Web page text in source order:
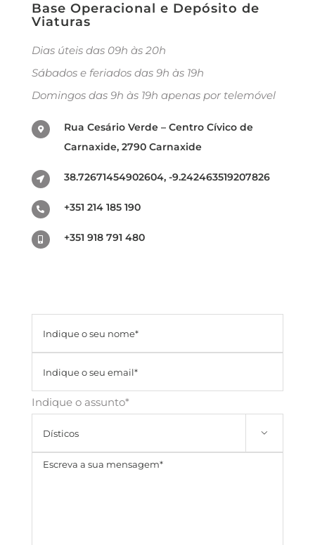
Base Operacional e Depósito de
Viaturas
Dias úteis das 09h às 20h
Sábados e feriados das 9h às 19h
Domingos das 9h às 19h apenas por telemóvel
Rua Cesário Verde – Centro Cívico de
Carnaxide, 2790 Carnaxide
38.72671454902604, -9.242463519207826
+351 214 185 190
+351 918 791 480
Indique o assunto*
